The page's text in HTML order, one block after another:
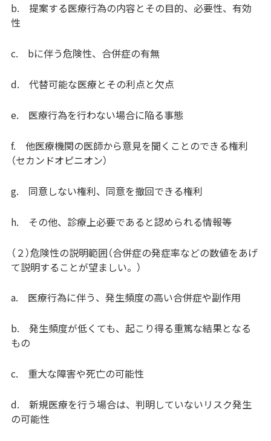
b. 提案する医療行為の内容とその目的、必要性、有効
性
c. bに伴う危険性、合併症の有無
d. 代替可能な医療とその利点と欠点
e. 医療行為を行わない場合に陥る事態
f. 他医療機関の医師から意見を聞くことのできる権利
（セカンドオピニオン）
g. 同意しない権利、同意を撤回できる権利
h. その他、診療上必要であると認められる情報等
（２）危険性の説明範囲（合併症の発症率などの数値をあげ
て説明することが望ましい。）
a. 医療行為に伴う、発生頻度の高い合併症や副作用
b. 発生頻度が低くても、起こり得る重篤な結果となる
もの
c. 重大な障害や死亡の可能性
d. 新規医療を行う場合は、判明していないリスク発生
の可能性